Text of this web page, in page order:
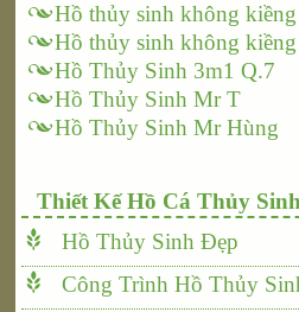
Hồ thủy sinh không
Hồ thủy sinh không
Hồ Thủy Sinh 3m1 Q.7
Hồ Thủy Sinh Mr T
Hồ Thủy Sinh Mr Hùng
Thiết Kế Hồ Cá Thủy
Hồ Thủy Sinh Đẹp
Công Trình Hồ Thủy